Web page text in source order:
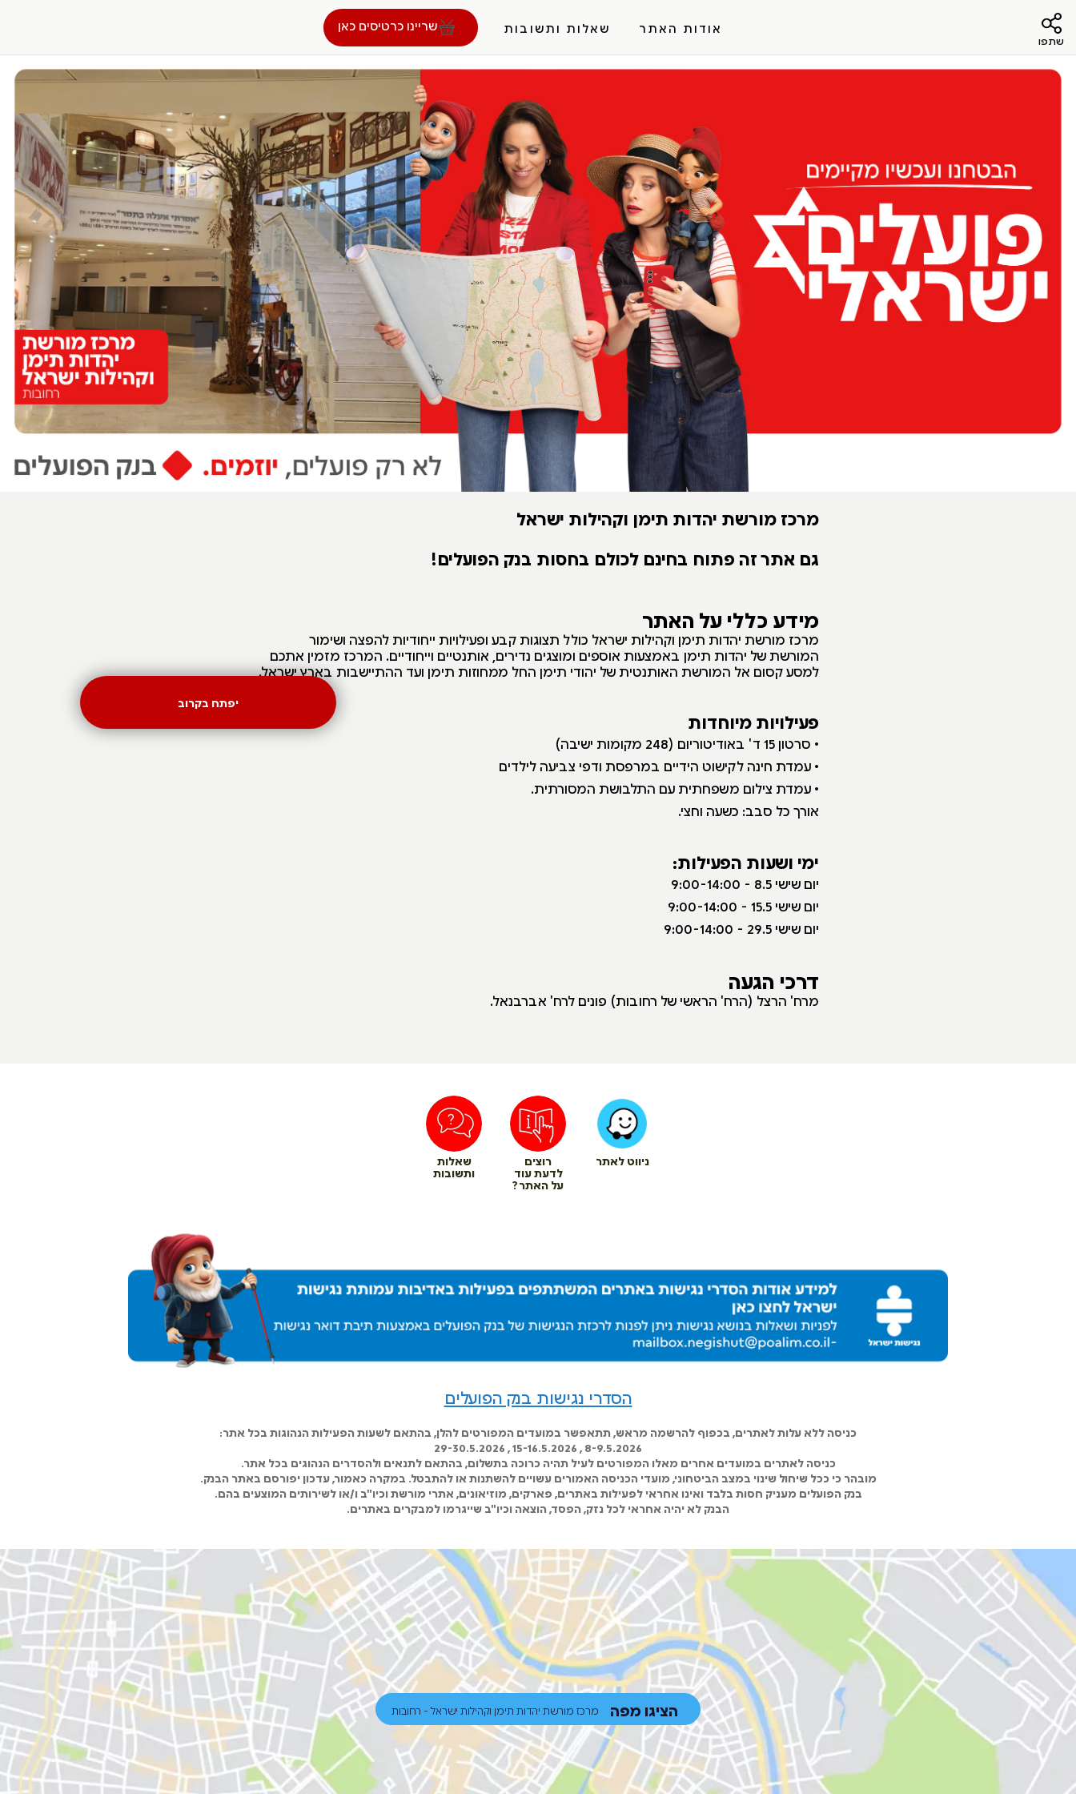
שתפו
אודות האתר שאלות ותשובות שריינו כרטיסים כאן
הפרופיל שלי
התנתק
מרכז מורשת יהדות תימן וקהילות ישראל
גם אתר זה פתוח בחינם לכולם בחסות בנק הפועלים!
מידע כללי על האתר
מרכז מורשת יהדות תימן וקהילות ישראל כולל תצוגות קבע ופעילויות ייחודיות להפצה ושימור
המורשת של יהדות תימן באמצעות אוספים ומוצגים נדירים, אותנטיים וייחודיים. המרכז מזמין אתכם
למסע קסום אל המורשת האותנטית של יהודי תימן החל ממחוזות תימן ועד ההתיישבות בארץ ישראל.
פעילויות מיוחדות
• סרטון 15 ד' בא
ודיטוריום (248 מקומות ישיבה)
• עמדת חינה לקישוט הידיים במרפסת ודפי צביעה לילדים
• עמדת צילום משפחתית עם התלבושת המסורתית.
אורך כל סבב: כשעה וחצי.
ימי ושעות הפעילות:
יום שישי 8.5 - 9:00-14:00
יום שישי 15.5 - 9:00-14:00
יום שישי 29.5 - 9:00-14:00
דרכי הגעה
מרח' הרצל (הרח' הראשי של רחובות) פונים לרח' אברבנאל.
ניווט לאתר רוצים
לדעת עוד
על האתר?
שאלות
ותשובות
הסדרי נגישות בנק הפועלים
כניסה ללא עלות לאתרים, בכפוף להרשמה מראש, תתאפשר במועדים המפורטים להלן, בהתאם לשעות הפעילות הנהוגות בכל אתר:
8-9.5.2026 , 15-16.5.2026 , 29-30.5.2026
כניסה לאתרים במועדים אחרים מאלו המפורטים לעיל תהיה כרוכה בתשלום, בהתאם לתנאים ולהסדרים הנהוגים בכל אתר.
מובהר כי ככל שיחול שינוי במצב הביטחוני, מועדי הכניסה האמורים עשויים להשתנות או להתבטל. במקרה כאמור, עדכון יפורסם באתר הבנק.
בנק הפועלים מעניק חסות בלבד ואינו אחראי לפעילות באתרים, פארקים, מוזיאונים, אתרי מורשת וכיו"ב ו/או לשירותים המוצעים בהם.
הבנק לא יהיה אחראי לכל נזק, הפסד, הוצאה וכיו"ב שייגרמו למבקרים באתרים.
הציגו מפה מרכז מורשת יהדות תימן וקהילות ישראל - רחובות
יפתח בקרוב